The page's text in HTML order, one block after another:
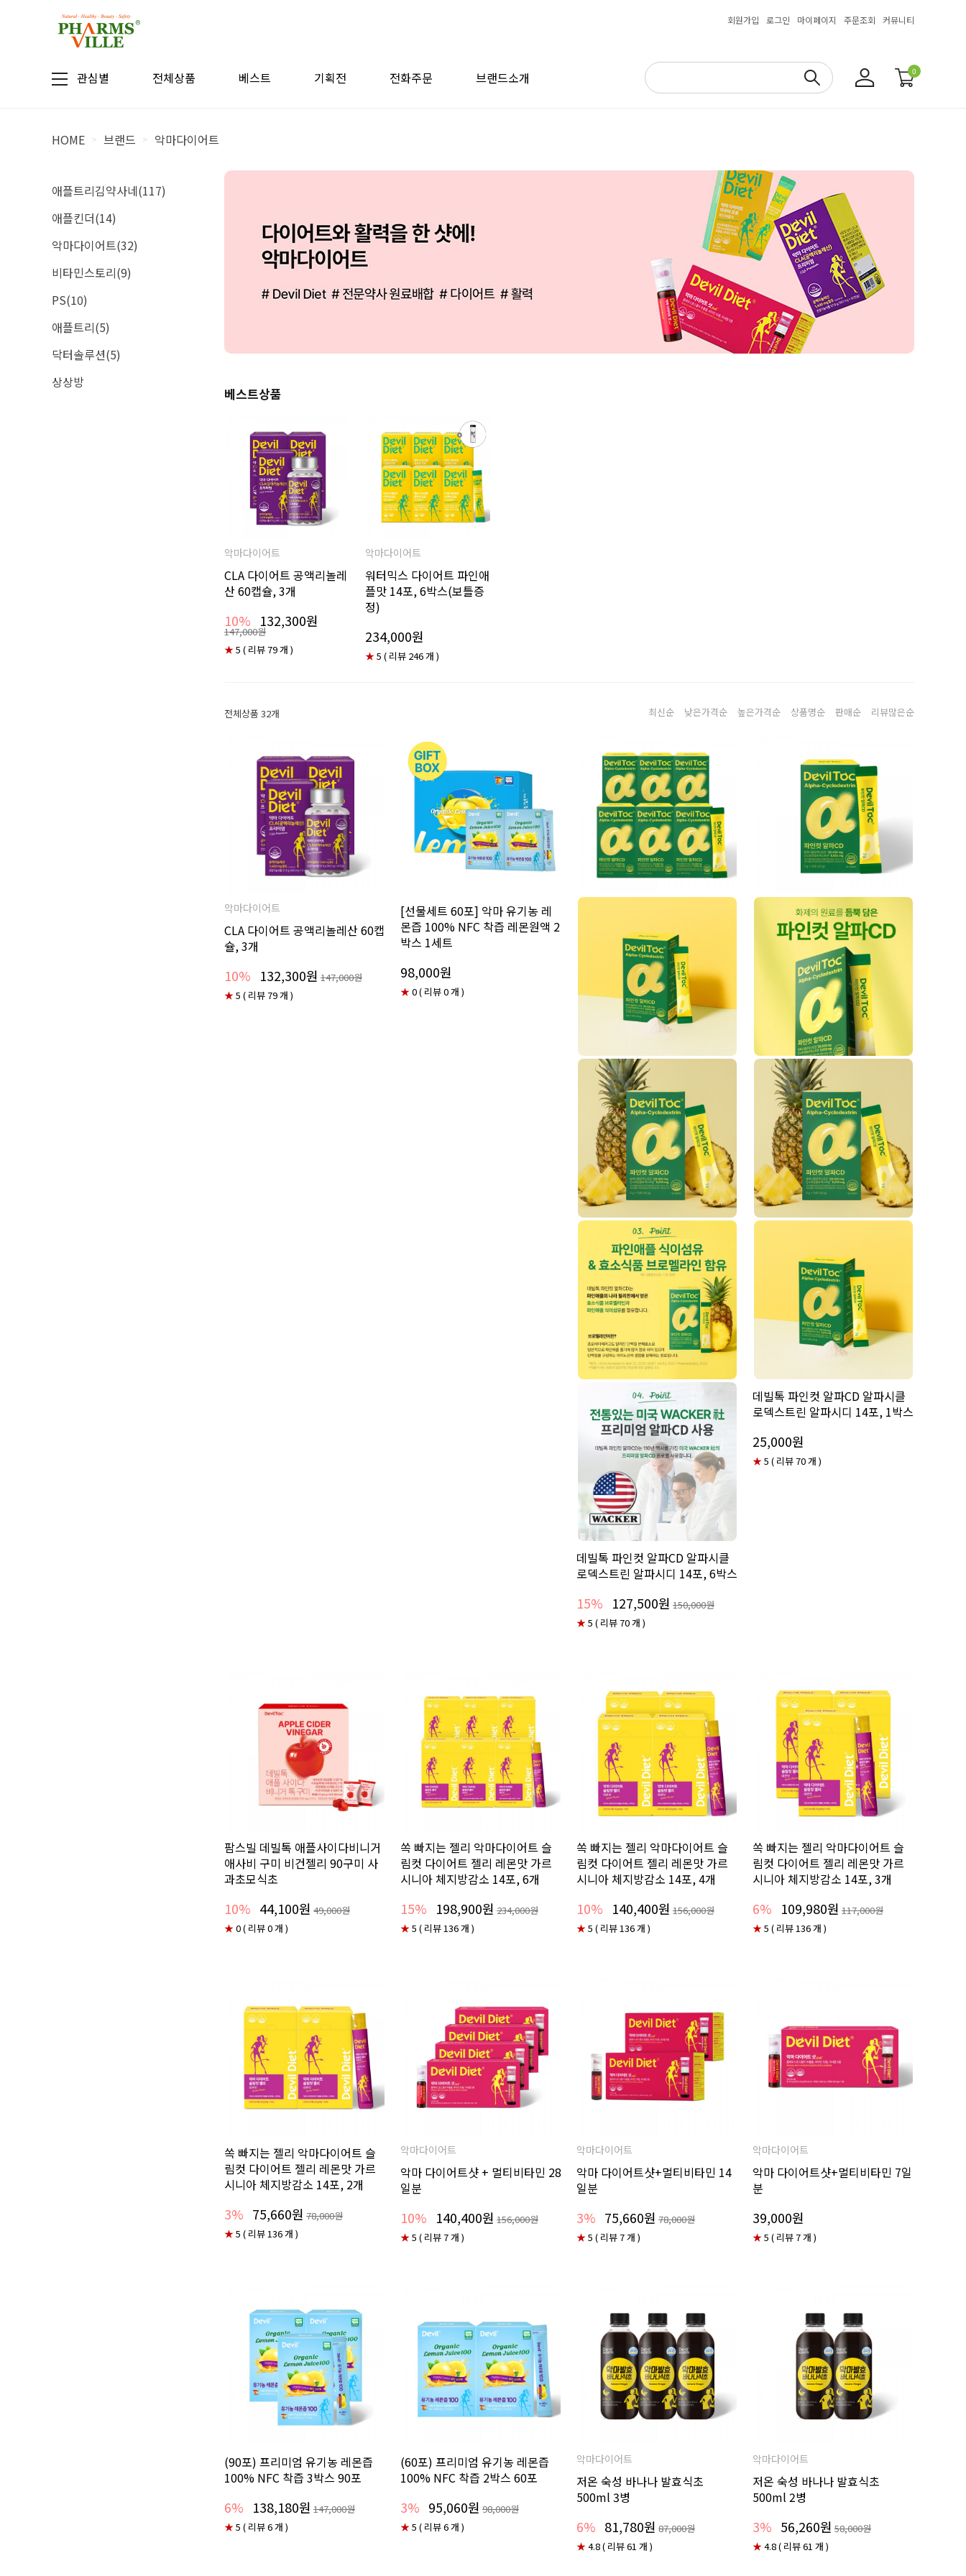
회원가입 로그인 마이페이지 주문조회 커뮤니티
관심별 전체상품 베스트 기획전 전화주문 브랜드소개 0
HOME > 브랜드 > 악마다이어트
애플트리김약사네(117)
애플킨더(14)
악마다이어트(32)
비타민스토리(9)
PS(10)
애플트리(5)
닥터솔루션(5)
상상방
베스트상품
악마다이어트
CLA 다이어트 공액리놀레
산 60캡슐, 3개
10% 132,300원
147,000원
★5 ( 리뷰 79 개 )
악마다이어트
워터믹스 다이어트 파인애
플맛 14포, 6박스(보틀증
정)
234,000원
★5 ( 리뷰 246 개 )
전체상품 32개 최신순 낮은가격순 높은가격순 상품명순 판매순 리뷰많은순
악마다이어트
CLA 다이어트 공액리놀레산 60캡
슐, 3개
10% 132,300원 147,000원
★5 ( 리뷰 79 개 )
[선물세트 60포] 악마 유기농 레
몬즙 100% NFC 착즙 레몬원액 2
박스 1세트
98,000원
★0 ( 리뷰 0 개 )
데빌톡 파인컷 알파CD 알파시클
로덱스트린 알파시디 14포, 6박스
15% 127,500원 150,000원
★5 ( 리뷰 70 개 )
데빌톡 파인컷 알파CD 알파시클
로덱스트린 알파시디 14포, 1박스
25,000원
★5 ( 리뷰 70 개 )
팜스빌 데빌톡 애플사이다비니거
애사비 구미 비건젤리 90구미 사
과초모식초
10% 44,100원 49,000원
★0 ( 리뷰 0 개 )
쏙 빠지는 젤리 악마다이어트 슬
림컷 다이어트 젤리 레몬맛 가르
시니아 체지방감소 14포, 6개
15% 198,900원 234,000원
★5 ( 리뷰 136 개 )
쏙 빠지는 젤리 악마다이어트 슬
림컷 다이어트 젤리 레몬맛 가르
시니아 체지방감소 14포, 4개
10% 140,400원 156,000원
★5 ( 리뷰 136 개 )
쏙 빠지는 젤리 악마다이어트 슬
림컷 다이어트 젤리 레몬맛 가르
시니아 체지방감소 14포, 3개
6% 109,980원 117,000원
★5 ( 리뷰 136 개 )
쏙 빠지는 젤리 악마다이어트 슬
림컷 다이어트 젤리 레몬맛 가르
시니아 체지방감소 14포, 2개
3% 75,660원 78,000원
★5 ( 리뷰 136 개 )
악마다이어트
악마 다이어트샷 + 멀티비타민 28
일분
10% 140,400원 156,000원
★5 ( 리뷰 7 개 )
악마다이어트
악마 다이어트샷+멀티비타민 14
일분
3% 75,660원 78,000원
★5 ( 리뷰 7 개 )
악마다이어트
악마 다이어트샷+멀티비타민 7일
분
39,000원
★5 ( 리뷰 7 개 )
(90포) 프리미엄 유기농 레몬즙
100% NFC 착즙 3박스 90포
6% 138,180원 147,000원
★5 ( 리뷰 6 개 )
(60포) 프리미엄 유기농 레몬즙
100% NFC 착즙 2박스 60포
3% 95,060원 98,000원
★5 ( 리뷰 6 개 )
악마다이어트
저온 숙성 바나나 발효식초
500ml 3병
6% 81,780원 87,000원
★4.8 ( 리뷰 61 개 )
악마다이어트
저온 숙성 바나나 발효식초
500ml 2병
3% 56,260원 58,000원
★4.8 ( 리뷰 61 개 )